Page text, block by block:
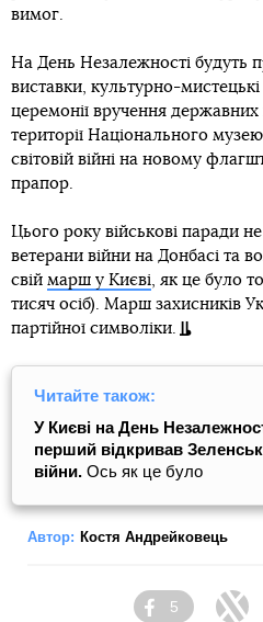
вимог.
На День Незалежності будуть
виставки, культурно-мистецькі
церемонії вручення державних
території Національного музею
світовій війні на новому
прапор.
Цього року військові паради
ветерани війни на Донбасі та
свій марш у Києві , як це було
тисяч осіб). Марш захисників
партійної символіки.
Читайте також:
У Києві на День
перший відкривав
війни. Ось як це було
Автор: Костя Андрейковець
Facebook
5